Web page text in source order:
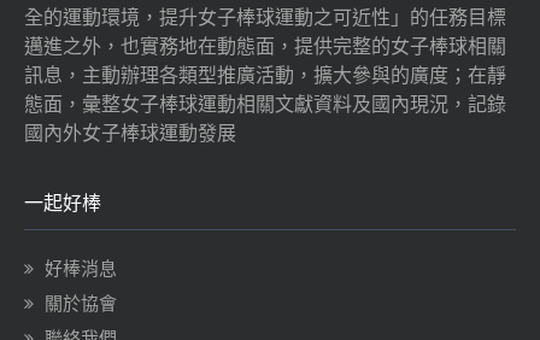
全的運動環境，提升女子棒球運動之可近性」的任務目標
邁進之外，也實務地在動態面，提供完整的女子棒球相關
訊息，主動辦理各類型推廣活動，擴大參與的廣度；在靜
態面，彙整女子棒球運動相關文獻資料及國內現況，記錄
國內外女子棒球運動發展
一起好棒
好棒消息
關於協會